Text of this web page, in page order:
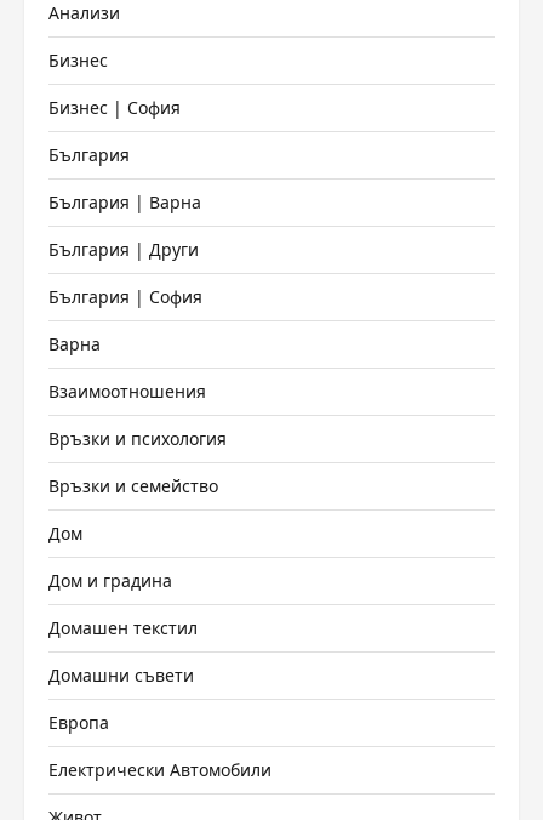
Анализи
Бизнес
Бизнес | София
България
България | Варна
България | Други
България | София
Варна
Взаимоотношения
Връзки и психология
Връзки и семейство
Дом
Дом и градина
Домашен текстил
Домашни съвети
Европа
Електрически Автомобили